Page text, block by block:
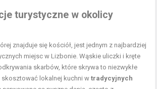
turystyczne w okolicy
znajduje się kościół, jest jednym z najbardziej
miejsc w Lizbonie. Wąskie uliczki i kręte
skarbów, które skrywa to niezwykłe
skosztować lokalnej kuchni wtradycyjnych